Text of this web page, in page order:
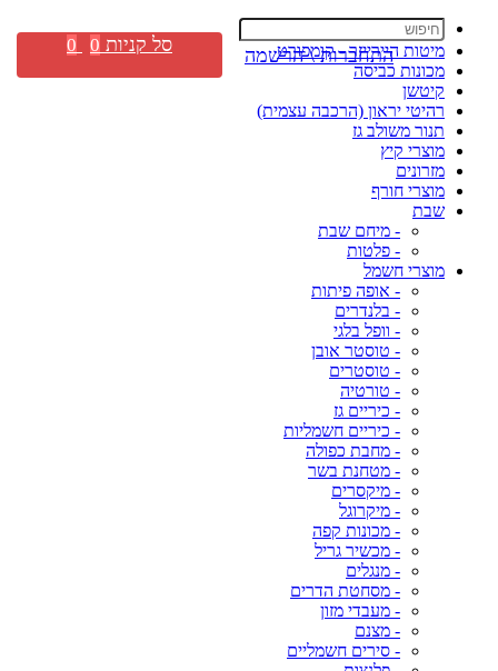
מיטות היירייזר - קומפורט
מכונות כביסה
קיטשן
רהיטי יראון (הרכבה עצמית)
תנור משולב גז
מוצרי קיץ
מזרונים
מוצרי חורף
שבת
- מיחם שבת
- פלטות
מוצרי חשמל
- אופה פיתות
- בלנדרים
- וופל בלגי
- טוסטר אובן
- טוסטרים
- טורטיה
- כיריים גז
- כיריים חשמליות
- מחבת כפולה
- מטחנת בשר
- מיקסרים
- מיקרוגל
- מכונות קפה
- מכשיר גריל
- מנגלים
- מסחטת הדרים
- מעבדי מזון
- מצנם
- סירים חשמליים
התחברות \ הרשמה סל קניות 0
0